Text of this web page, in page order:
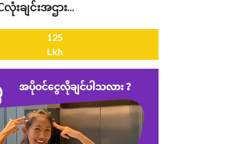
းချင်းအဌား...
125
Lkh